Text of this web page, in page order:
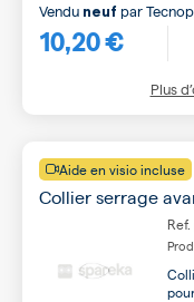
10,20 €
Vendu neuf par
Plus
Aide en visio incluse
Collier serrage